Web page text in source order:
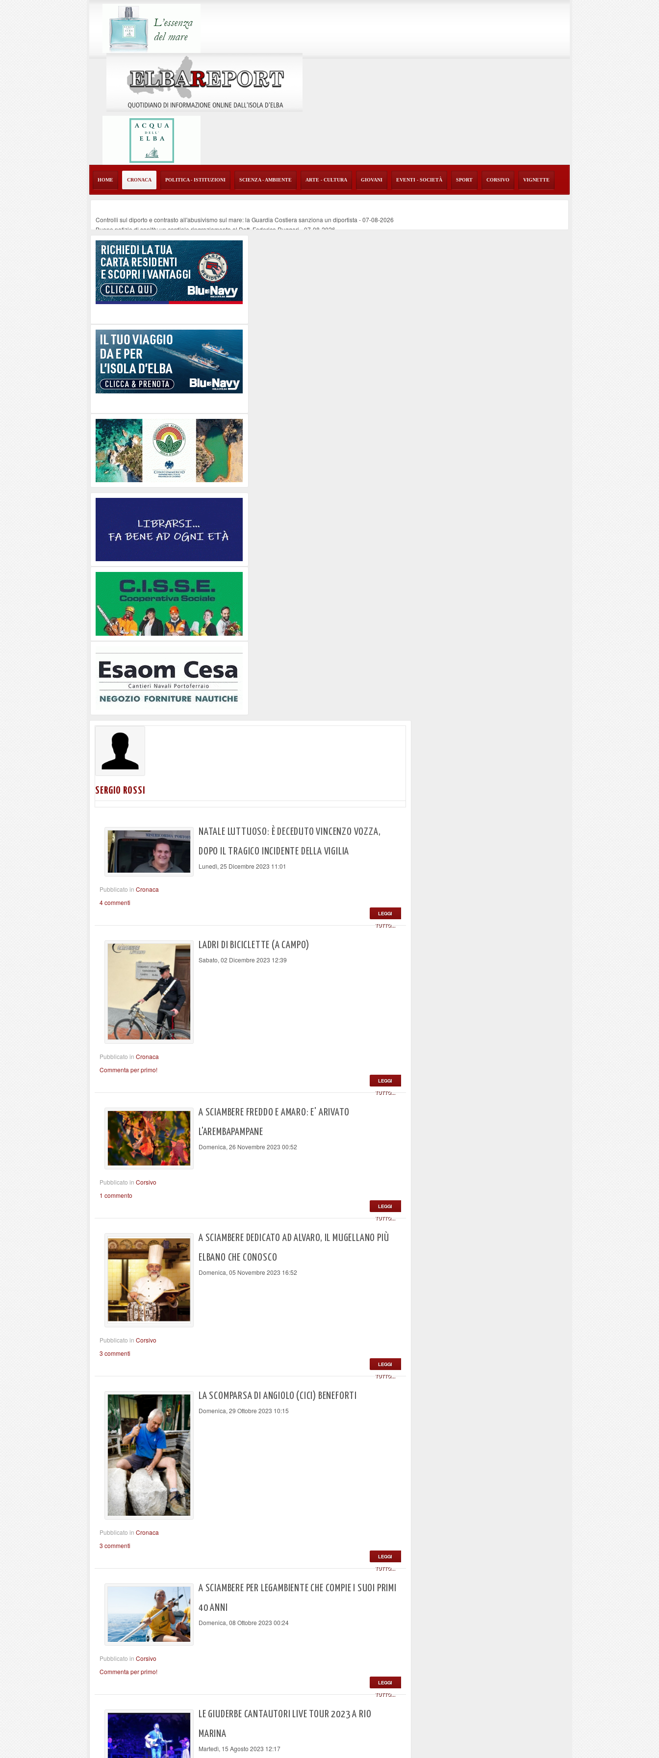
HOME CRONACA POLITICA - ISTITUZIONI SCIENZA - AMBIENTE ARTE - CULTURA GIOVANI EVENTI - SOCIETÀ SPORT CORSIVO VIGNETTE
Controlli sul diporto e contrasto all'abusivismo sul mare: la Guardia Costiera sanziona un diportista -07-08-2026
Buone notizie di sanità: un cordiale ringraziamento al Dott. Federico Ruggeri-07-08-2026
Altiero Spinelli e Ursula Hirschmann all'Elba: riaffiora una testimonianza del 1966
Capoliveri, potenziata la pulizia dei bordi stradali-07-08-2026
Marina di Campo tra i porti interessati dal nuovo piano dell'Autorità portuale regionale
SERGIO ROSSI
NATALE LUTTUOSO: È DECEDUTO VINCENZO VOZZA,
DOPO IL TRAGICO INCIDENTE DELLA VIGILIA
Lunedì, 25 Dicembre 2023 11:01
Pubblicato in Cronaca
4 commenti
LEGGI
TUTTO...
LADRI DI BICICLETTE (A CAMPO)
Sabato, 02 Dicembre 2023 12:39
Pubblicato in Cronaca
Commenta per primo!
LEGGI
TUTTO...
A SCIAMBERE FREDDO E AMARO: E' ARIVATO
L'AREMBAPAMPANE
Domenica, 26 Novembre 2023 00:52
Pubblicato in Corsivo
1 commento
LEGGI
TUTTO...
A SCIAMBERE DEDICATO AD ALVARO, IL MUGELLANO PIÙ
ELBANO CHE CONOSCO
Domenica, 05 Novembre 2023 16:52
Pubblicato in Corsivo
3 commenti
LEGGI
TUTTO...
LA SCOMPARSA DI ANGIOLO (CICI) BENEFORTI
Domenica, 29 Ottobre 2023 10:15
Pubblicato in Cronaca
3 commenti
LEGGI
TUTTO...
A SCIAMBERE PER LEGAMBIENTE CHE COMPIE I SUOI PRIMI
40 ANNI
Domenica, 08 Ottobre 2023 00:24
Pubblicato in Corsivo
Commenta per primo!
LEGGI
TUTTO...
LE GIUDERBE CANTAUTORI LIVE TOUR 2023 A RIO
MARINA
Martedì, 15 Agosto 2023 12:17